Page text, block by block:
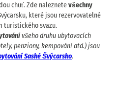
chuť. Zde naleznetevšechny
které jsou rezervovatelné
turistického svazu.
všeho druhu ubytovacích
penziony, kempování atd.) jsou
Saské Švýcarsko.